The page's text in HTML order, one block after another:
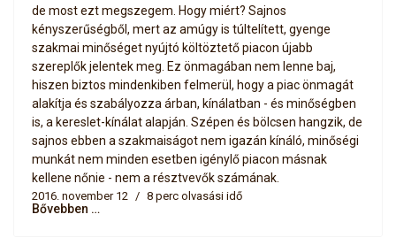
de most ezt megszegem. Hogy miért? Sajnos
kényszerűségből, mert az amúgy is túltelített, gyenge
szakmai minőséget nyújtó költöztető piacon újabb
szereplők jelentek meg. Ez önmagában nem lenne baj,
hiszen biztos mindenkiben felmerül, hogy a piac önmagát
alakítja és szabályozza árban, kínálatban - és minőségben
is, a kereslet-kínálat alapján. Szépen és bölcsen hangzik, de
sajnos ebben a szakmaiságot nem igazán kínáló, minőségi
munkát nem minden esetben igénylő piacon másnak
kellene nőnie - nem a résztvevők számának.
2016. november 12 8 perc olvasási idő
Bővebben …